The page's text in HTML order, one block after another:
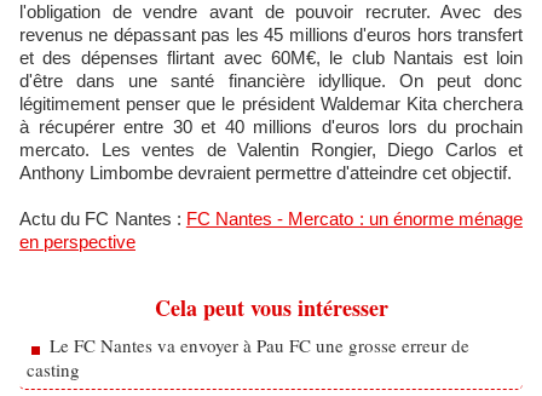
l'obligation de vendre avant de pouvoir recruter. Avec des
revenus ne dépassant pas les 45 millions d'euros hors transfert
et des dépenses flirtant avec 60M€, le club Nantais est loin
d'être dans une santé financière idyllique. On peut donc
légitimement penser que le président Waldemar Kita cherchera
à récupérer entre 30 et 40 millions d'euros lors du prochain
mercato. Les ventes de Valentin Rongier, Diego Carlos et
Anthony Limbombe devraient permettre d'atteindre cet objectif.
Actu du FC Nantes : FC Nantes - Mercato : un énorme ménage
en perspective
Cela peut vous intéresser
Le FC Nantes va envoyer à Pau FC une grosse erreur de
casting